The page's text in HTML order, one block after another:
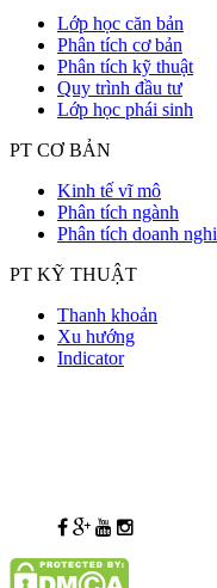
Lớp học căn bản
Phân tích cơ bản
Phân tích kỹ thuật
Quy trình đầu tư
Lớp học phái sinh
PT CƠ BẢN
Kinh tế vĩ mô
Phân tích ngành
Phân tích doanh
PT KỸ THUẬT
Thanh khoản
Xu hướng
Indicator